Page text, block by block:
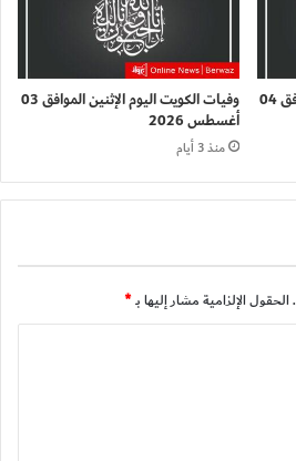
وفيات الكويت اليوم الثلاثاء الموافق 04 وفيات الكويت اليوم الإثنين الموافق 03
أغسطس 2026
منذ 3 أيام
الحقول الإلزامية مشار إليها بـ*